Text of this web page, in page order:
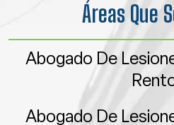
Áreas Que
Abogado De
Abogado De